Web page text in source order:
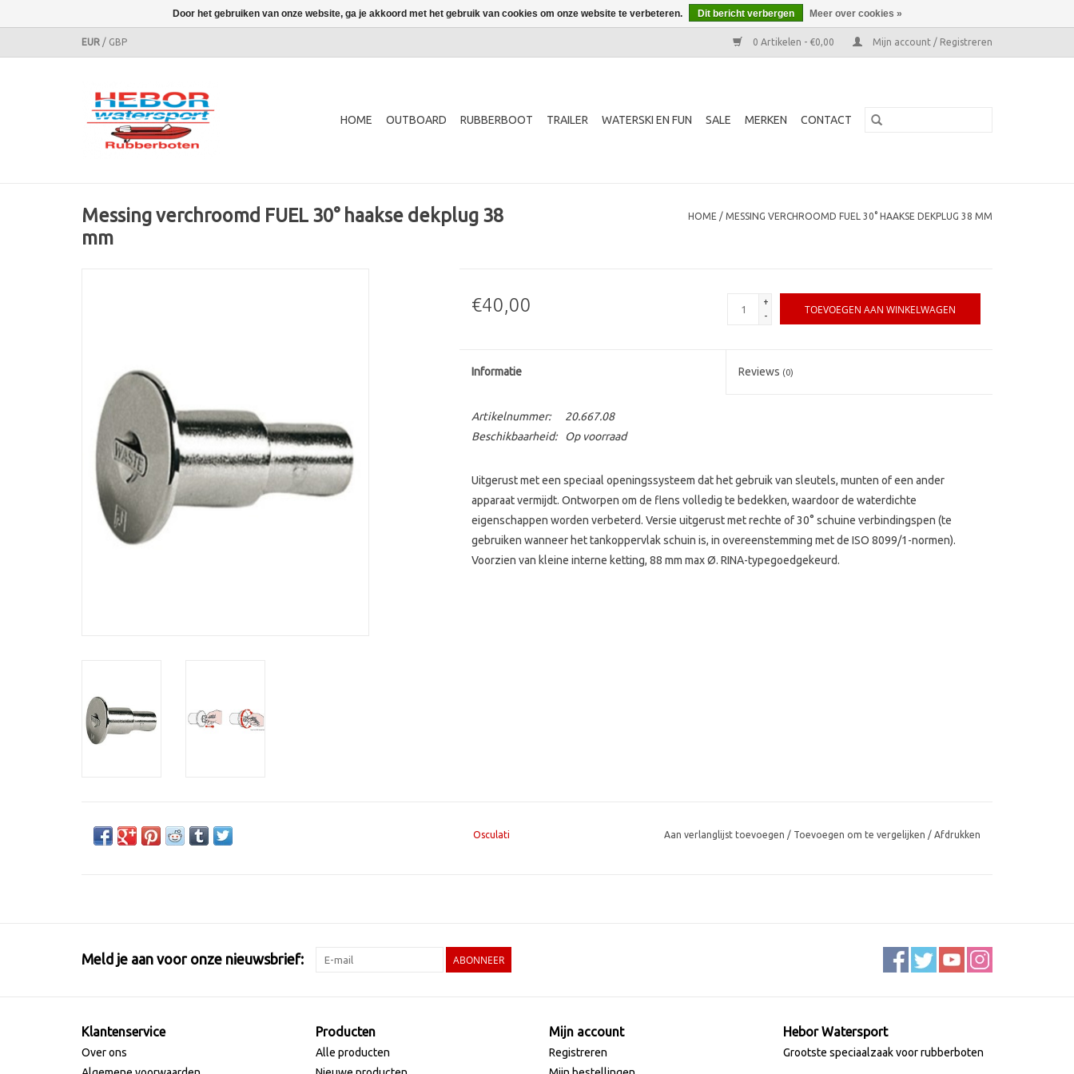
EUR / GBP 0 Artikelen - €0,00 Mijn account / Registreren
HOME OUTBOARD RUBBERBOOT TRAILER WATERSKI EN FUN SALE MERKEN CONTACT
Messing verchroomd FUEL 30° haakse dekplug 38
mm
HOME / MESSING VERCHROOMD FUEL 30° HAAKSE DEKPLUG 38 MM
€40,00
+
-
TOEVOEGEN AAN WINKELWAGEN
Informatie Reviews (0)
Artikelnummer:
20.667.08
Beschikbaarheid:
Op voorraad
Uitgerust met een speciaal openingssysteem dat het gebruik van sleutels, munten of een ander
apparaat vermijdt. Ontworpen om de flens volledig te bedekken, waardoor de waterdichte
eigenschappen worden verbeterd. Versie uitgerust met rechte of 30° schuine verbindingspen (te
gebruiken wanneer het tankoppervlak schuin is, in overeenstemming met de ISO 8099/1-normen).
Voorzien van kleine interne ketting, 88 mm max Ø. RINA-typegoedgekeurd.
Osculati Aan verlanglijst toevoegen / Toevoegen om te vergelijken / Afdrukken
Meld je aan voor onze nieuwsbrief: ABONNEER
Klantenservice
Over ons
Producten
Alle producten
Mijn account
Registreren
Hebor Watersport
Grootste speciaalzaak voor rubberboten
Door het gebruiken van onze website, ga je akkoord met het gebruik van cookies om onze website te verbeteren. Dit bericht verbergen Meer over cookies »